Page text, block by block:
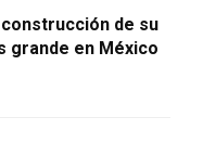
de su
grande en México